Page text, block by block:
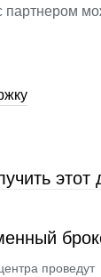
партнером
этот
проведут